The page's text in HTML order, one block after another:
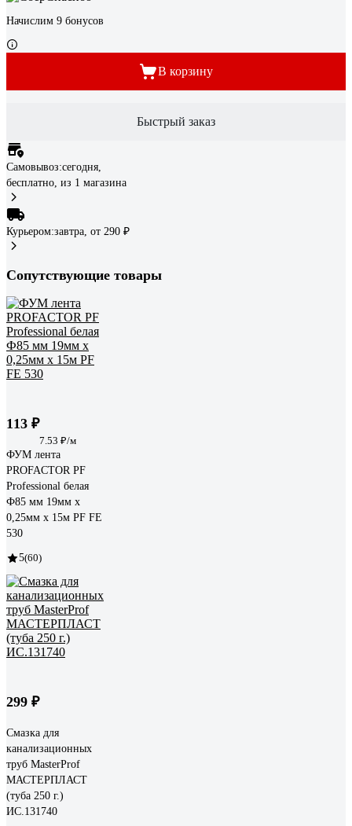
Начислим 9 бонусов
В корзину
Быстрый заказ
Самовывоз:сегодня,
бесплатно, из 1 магазина
Курьером:завтра, от 290 ₽
Сопутствующие товары
113 ₽
7.53 ₽/м
ФУМ лента
PROFACTOR PF
Professional белая
Ф85 мм 19мм х
0,25мм х 15м PF FE
530
5(60)
299 ₽
Смазка для
канализационных
труб MasterProf
МАСТЕРПЛАСТ
(туба 250 г.)
ИС.131740